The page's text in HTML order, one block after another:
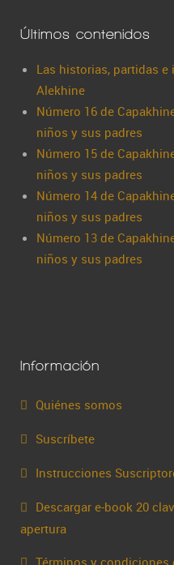
Últimos contenidos
Las historias, partidas
Alekhine
Número 16 de
niños y sus padres
Número 15 de
niños y sus padres
Número 14 de
niños y sus padres
Número 13 de
niños y sus padres
Información
Quiénes somos
Suscríbete
Instrucciones
Descargar e-book 20
apertura
Términos y condiciones